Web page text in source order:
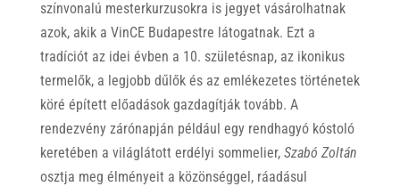
színvonalú mesterkurzusokra is jegyet vásárolhatnak
azok, akik a VinCE Budapestre látogatnak. Ezt a
tradíciót az idei évben a 10. születésnap, az ikonikus
termelők, a legjobb dűlők és az emlékezetes történetek
köré épített előadások gazdagítják tovább. A
rendezvény zárónapján például egy rendhagyó kóstoló
keretében a világlátott erdélyi sommelier, Szabó Zoltán
osztja meg élményeit a közönséggel, ráadásul